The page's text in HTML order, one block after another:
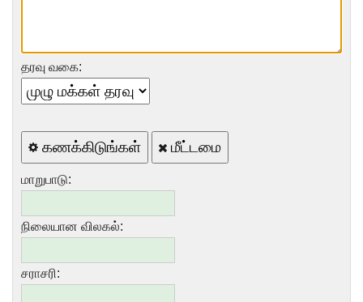
தரவு வகை:
கணக்கிடுங்கள் மீட்டமை
மாறுபாடு:
நிலையான விலகல்:
சராசரி: